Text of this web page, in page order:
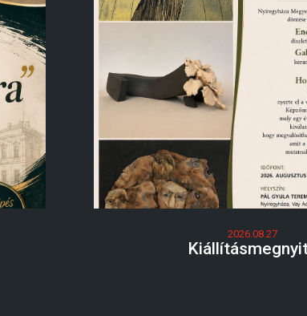
2026.08.27